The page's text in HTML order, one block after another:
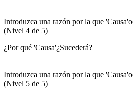
Introduzca una razón por la que
(Nivel 4 de 5)
¿Por qué 'Causa'¿Sucederá?
Introduzca una razón por la que
(Nivel 5 de 5)